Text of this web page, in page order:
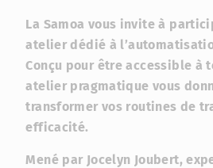
La Samoa vous invite à
atelier dédié à
Conçu pour être accessible à
atelier pragmatique vous
transformer vos routines de
efficacité.
Mené par Jocelyn Joubert,